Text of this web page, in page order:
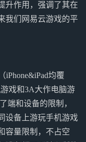
升作用，强调了其在
我们网易云游戏的平
iPhone&iPad均覆
戏和3A大作电脑游
端和设备的限制，
设备上游玩手机游戏
容量限制，不占空